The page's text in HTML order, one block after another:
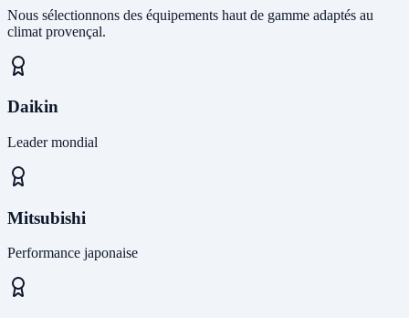
Nous sélectionnons des équipements haut de gamme adaptés au
climat provençal.
Daikin
Leader mondial
Mitsubishi
Performance japonaise